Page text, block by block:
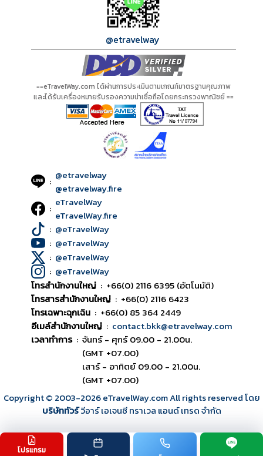
โปรแกรม
@etravelway
==eTravelWay.com ได้ผ่านการประเมินตามเกณฑ์มาตรฐานคุณภาพ
และได้รับเครื่องหมายรับรองความน่าเชื่อถือโดยกระทรวงพาณิชย์ ==
: @etravelway
@etravelway.fire
: eTravelWay
eTravelWay.fire
: @eTravelWay
: @eTravelWay
: @eTravelWay
: @eTravelWay
โทรสำนักงานใหญ่ : +66(0) 2116 6395 (อัตโนมัติ)
โทรสารสำนักงานใหญ่ : +66(0) 2116 6423
โทรเฉพาะฉุกเฉิน : +66(0) 85 364 2449
อีเมล์สำนักงานใหญ่ : contact.bkk@etravelway.com
เวลาทำการ : จันทร์ - ศุกร์ 09.00 - 21.00น.
(GMT +07.00)
เสาร์ - อาทิตย์ 09.00 - 21.00น.
(GMT +07.00)
Copyright © 2003-2026eTravelWay.com All rights reserved โดย
บริษัททัวร์วีอาร์ เอเจนซี ทราเวล แอนด์ เทรด จำกัด